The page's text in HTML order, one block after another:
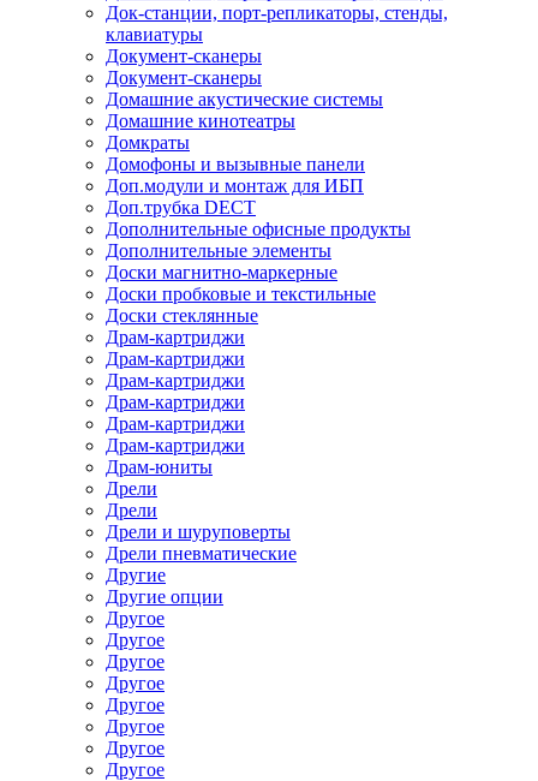
Док-станции, порт-репликаторы, стенды,
клавиатуры
Документ-сканеры
Документ-сканеры
Домашние акустические системы
Домашние кинотеатры
Домкраты
Домофоны и вызывные панели
Доп.модули и монтаж для ИБП
Доп.трубка DECT
Дополнительные офисные продукты
Дополнительные элементы
Доски магнитно-маркерные
Доски пробковые и текстильные
Доски стеклянные
Драм-картриджи
Драм-картриджи
Драм-картриджи
Драм-картриджи
Драм-картриджи
Драм-картриджи
Драм-юниты
Дрели
Дрели
Дрели и шуруповерты
Дрели пневматические
Другие
Другие опции
Другое
Другое
Другое
Другое
Другое
Другое
Другое
Другое